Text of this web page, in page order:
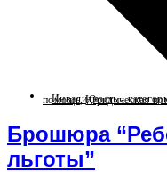
Инвалидность -
Медицинская помощь,Юридическая
Брошюра
льготы”